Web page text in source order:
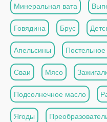
Минеральная вата
Говядина Брус
Апельсины
Сваи Мясо
Подсолнечное масло
Ягоды